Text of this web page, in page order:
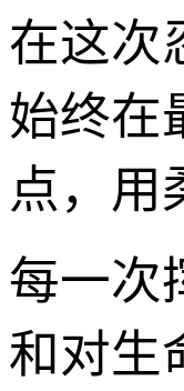
在这次
始终在
点，用
每一次
和对生